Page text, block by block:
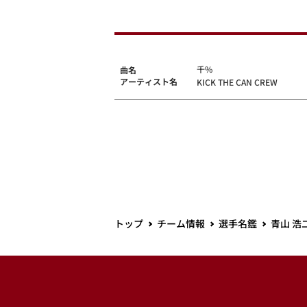
曲名
アーティスト名
千%
KICK THE CAN CREW
トップ チーム情報 選手名鑑 青山 浩